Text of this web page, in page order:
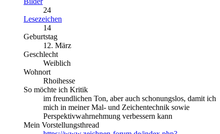
24
Lesezeichen
14
Geburtstag
12. März
Geschlecht
Weiblich
Wohnort
Rhoihesse
So möchte ich Kritik
im freundlichen Ton, aber auch schonungslos, damit ich
mich in meiner Mal- und Zeichentechnik sowie
Perspektivwahrnehmung verbessern kann
Mein Vorstellungsthread